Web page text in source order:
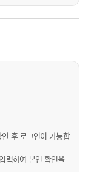
후 로그인이 가능합
력하여 본인 확인을